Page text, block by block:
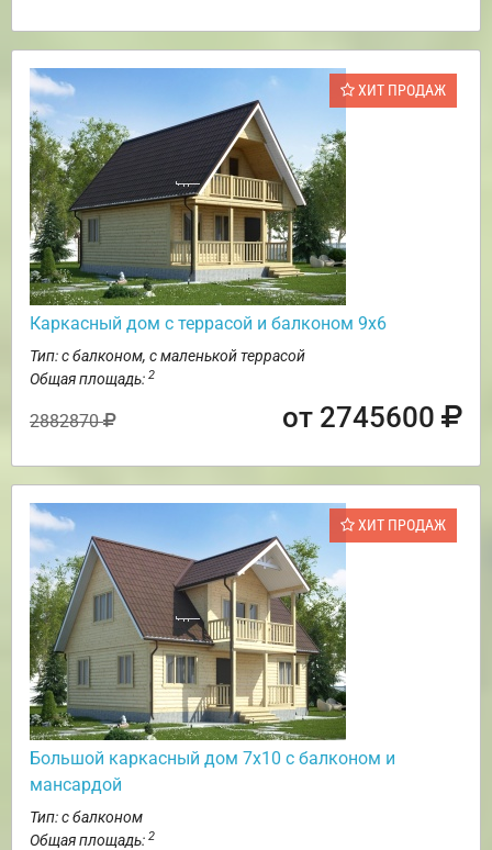
ХИТ ПРОДАЖ
Каркасный дом с террасой и балконом 9х6
Тип: с балконом, с маленькой террасой
Общая площадь: 2
2882870 от 2745600
ХИТ ПРОДАЖ
Большой каркасный дом 7х10 с балконом и
мансардой
Тип: с балконом
Общая площадь: 2